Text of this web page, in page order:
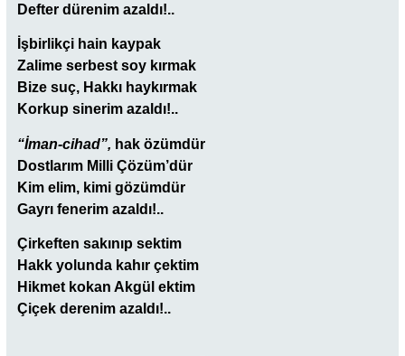
Defter dürenim azaldı!..
İşbirlikçi hain kaypak
Zalime serbest soy kırmak
Bize suç, Hakkı haykırmak
Korkup sinerim azaldı!..
“İman-cihad”, hak özümdür
Dostlarım Milli Çözüm’dür
Kim elim, kimi gözümdür
Gayrı fenerim azaldı!..
Çirkeften sakınıp sektim
Hakk yolunda kahır çektim
Hikmet kokan Akgül ektim
Çiçek derenim azaldı!..